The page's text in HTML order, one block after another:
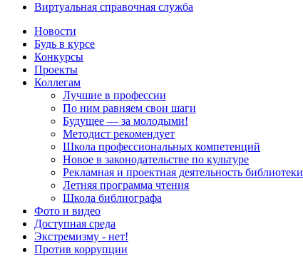
Виртуальная справочная служба
Новости
Будь в курсе
Конкурсы
Проекты
Коллегам
Лучшие в профессии
По ним равняем свои шаги
Будущее — за молодыми!
Методист рекомендует
Школа профессиональных компетенций
Новое в законодательстве по культуре
Рекламная и проектная деятельность библиотеки
Летняя программа чтения
Школа библиографа
Фото и видео
Доступная среда
Экстремизму - нет!
Против коррупции